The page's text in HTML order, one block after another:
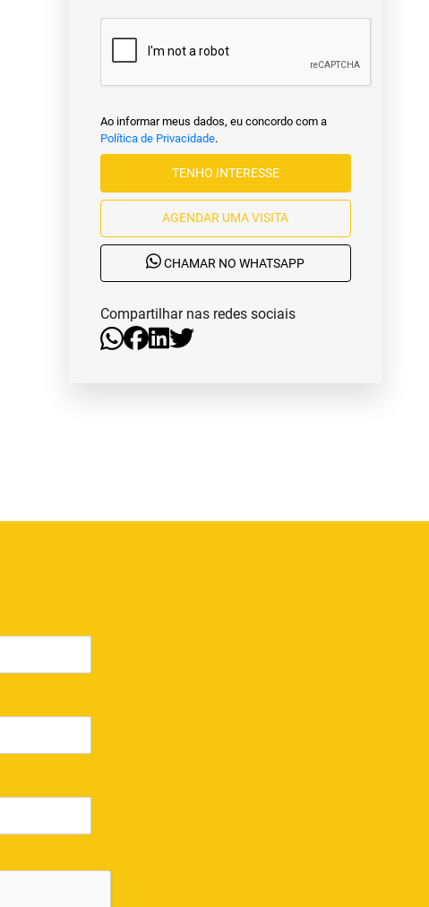
Ao informar meus dados, eu concordo com a
Política de Privacidade.
TENHO INTERESSE
AGENDAR UMA VISITA
CHAMAR NO WHATSAPP
Compartilhar nas redes sociais